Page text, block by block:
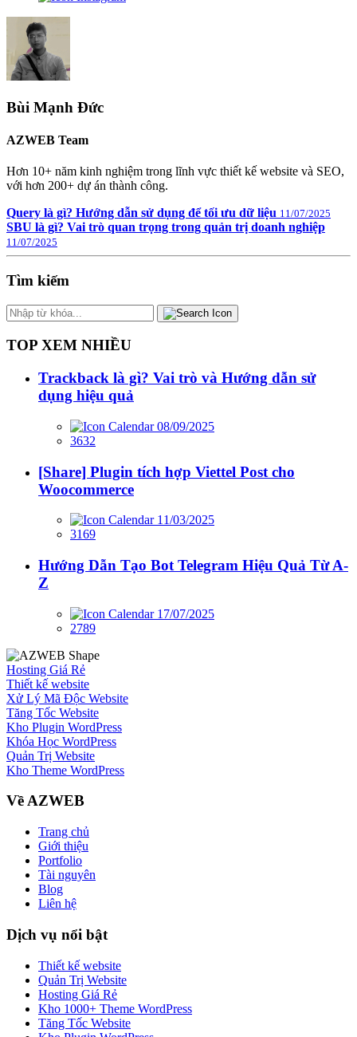
Bùi Mạnh Đức
AZWEB Team
Hơn 10+ năm kinh nghiệm trong lĩnh vực thiết kế website và SEO,
với hơn 200+ dự án thành công.
Query là gì? Hướng dẫn sử dụng để tối ưu dữ liệu 11/07/2025
SBU là gì? Vai trò quan trọng trong quản trị doanh nghiệp
11/07/2025
Tìm kiếm
TOP XEM NHIỀU
Trackback là gì? Vai trò và Hướng dẫn sử
dụng hiệu quả
08/09/2025
3632
[Share] Plugin tích hợp Viettel Post cho
Woocommerce
11/03/2025
3169
Hướng Dẫn Tạo Bot Telegram Hiệu Quả Từ A-
Z
17/07/2025
2789
Hosting Giá Rẻ
Thiết kế website
Xử Lý Mã Độc Website
Tăng Tốc Website
Kho Plugin WordPress
Khóa Học WordPress
Quản Trị Website
Kho Theme WordPress
Về AZWEB
Trang chủ
Giới thiệu
Portfolio
Tài nguyên
Blog
Liên hệ
Dịch vụ nổi bật
Thiết kế website
Quản Trị Website
Hosting Giá Rẻ
Kho 1000+ Theme WordPress
Tăng Tốc Website